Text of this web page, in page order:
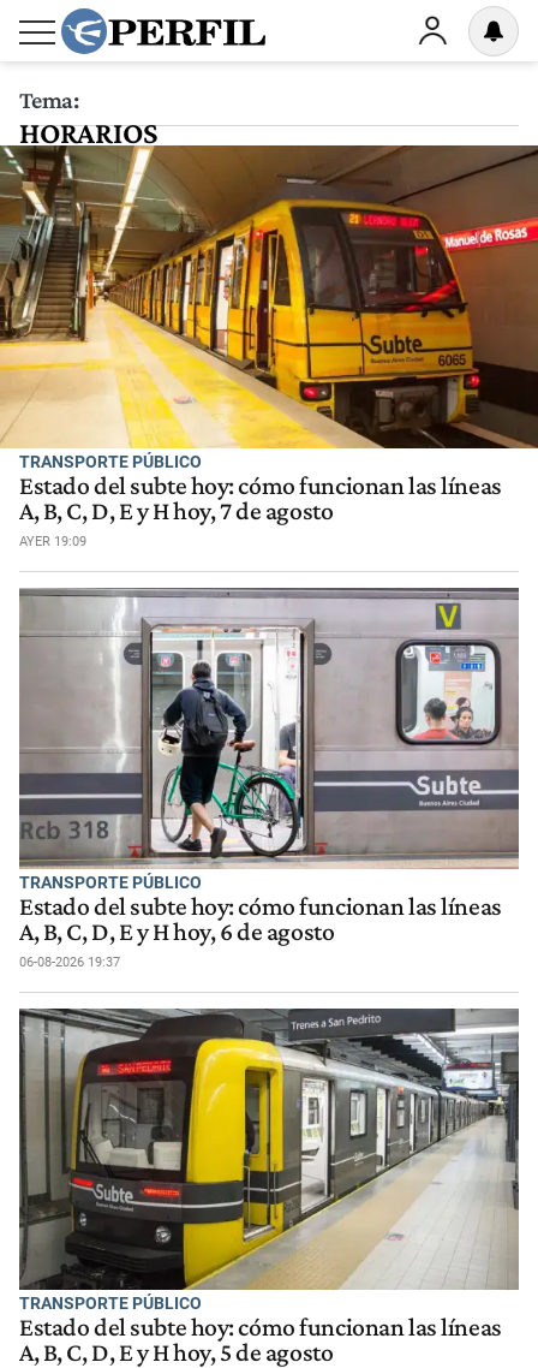
Tema:
HORARIOS
TRANSPORTE PÚBLICO
Estado del subte hoy: cómo funcionan las líneas
A, B, C, D, E y H hoy, 7 de agosto
AYER 19:09
TRANSPORTE PÚBLICO
Estado del subte hoy: cómo funcionan las líneas
A, B, C, D, E y H hoy, 6 de agosto
06-08-2026 19:37
TRANSPORTE PÚBLICO
Estado del subte hoy: cómo funcionan las líneas
A, B, C, D, E y H hoy, 5 de agosto